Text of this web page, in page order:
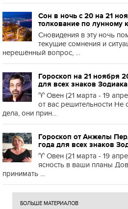
Сон в ночь с 20 на 21
толкование по лунному
Сновидения в эту ночь
текущие сомнения и
нерешённый вопрос, ...
Гороскоп на 21 ноября
для всех знаков Зодиака
♈️ Овен (21 марта - 19
от вас решительности Не
дела, они прин...
Гороскоп от Анжелы
года для всех знаков
♈️ Овен (21 марта - 19
ясность в ваши планы
принимать ...
БОЛЬШЕ МАТЕРИАЛОВ